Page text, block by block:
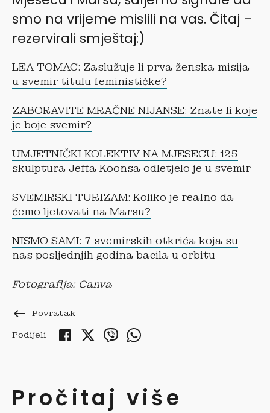
smo na vrijeme mislili na vas. Čitaj –
rezervirali smještaj:)
LEA TOMAC: Zaslužuje li prva ženska misija
u svemir titulu feminističke?
ZABORAVITE MRAČNE NIJANSE: Znate li koje
je boje svemir?
UMJETNIČKI KOLEKTIV NA MJESECU: 125
skulptura Jeffa Koonsa odletjelo je u svemir
SVEMIRSKI TURIZAM: Koliko je realno da
ćemo ljetovati na Marsu?
NISMO SAMI: 7 svemirskih otkrića koja su
nas posljednjih godina bacila u orbitu
Fotografija: Canva
keyboard_backspace Povratak
Podijeli
Pročitaj više